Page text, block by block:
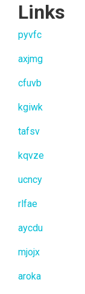
Links
pyvfc
axjmg
cfuvb
kgiwk
tafsv
kqvze
ucncy
rlfae
aycdu
mjojx
aroka